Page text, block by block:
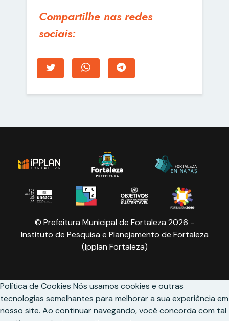
Compartilhe nas redes
sociais:
© Prefeitura Municipal de Fortaleza 2026 -
Instituto de Pesquisa e Planejamento de Fortaleza
(Ipplan Fortaleza)
Política de Cookies Nós usamos cookies e outras
tecnologias semelhantes para melhorar a sua experiência em
nosso site. Ao continuar navegando, você concorda com tal